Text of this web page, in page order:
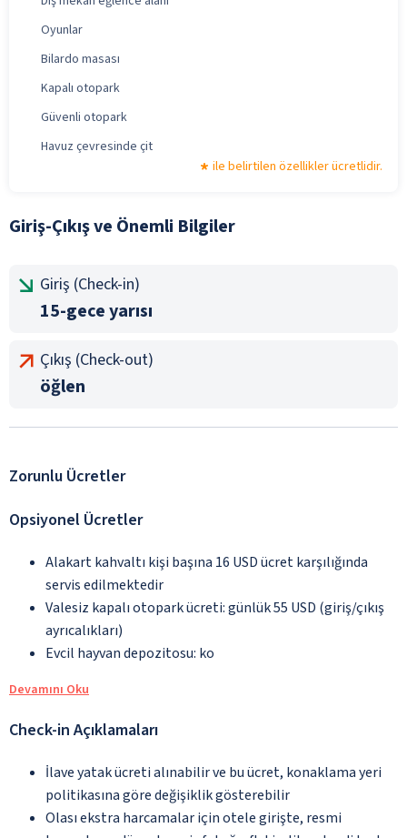
Oyunlar
Bilardo masası
Kapalı otopark
Güvenli otopark
Havuz çevresinde çit
ile belirtilen özellikler ücretlidir.
Giriş-Çıkış ve Önemli Bilgiler
Giriş (Check-in)
15-gece yarısı
Çıkış (Check-out)
öğlen
Zorunlu Ücretler
Opsiyonel Ücretler
Alakart kahvaltı kişi başına 16 USD ücret karşılığında
servis edilmektedir
Valesiz kapalı otopark ücreti: günlük 55 USD (giriş/çıkış
ayrıcalıkları)
Evcil hayvan depozitosu: ko
Devamını Oku
Check-in Açıklamaları
İlave yatak ücreti alınabilir ve bu ücret, konaklama yeri
politikasına göre değişiklik gösterebilir
Olası ekstra harcamalar için otele girişte, resmi